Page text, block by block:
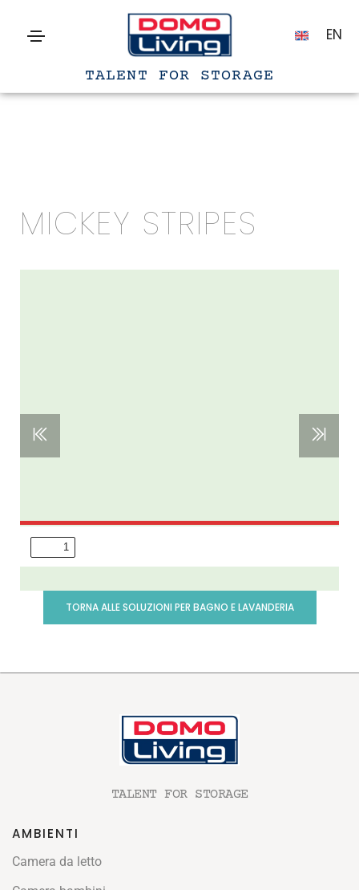
EN
TALENT FOR STORAGE
MICKEY STRIPES
TORNA ALLE SOLUZIONI PER BAGNO E LAVANDERIA
TALENT FOR STORAGE
AMBIENTI
Camera da letto